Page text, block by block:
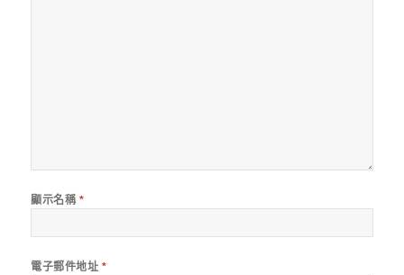
顯示名稱 *
電子郵件地址 *